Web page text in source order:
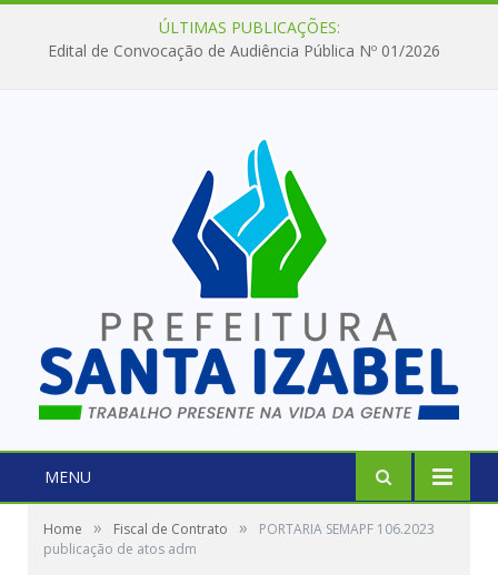
ÚLTIMAS PUBLICAÇÕES:
Edital de Convocação de Audiência Pública Nº 01/2026
MENU
Home » Fiscal de Contrato »
PORTARIA SEMAPF 106.2023
publicação de atos adm